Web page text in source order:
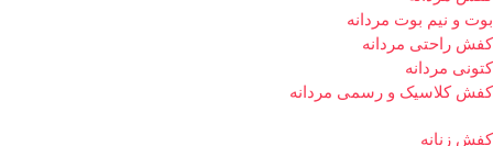
بوت و نیم بوت مردانه
کفش راحتی مردانه
کتونی مردانه
کفش کلاسیک و رسمی مردانه
کفش زنانه